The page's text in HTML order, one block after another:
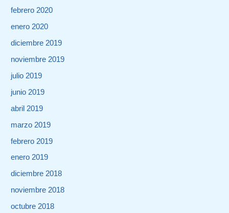
febrero 2020
enero 2020
diciembre 2019
noviembre 2019
julio 2019
junio 2019
abril 2019
marzo 2019
febrero 2019
enero 2019
diciembre 2018
noviembre 2018
octubre 2018